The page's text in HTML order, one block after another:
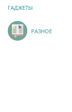
ГАДЖЕТЫ
РАЗНОЕ